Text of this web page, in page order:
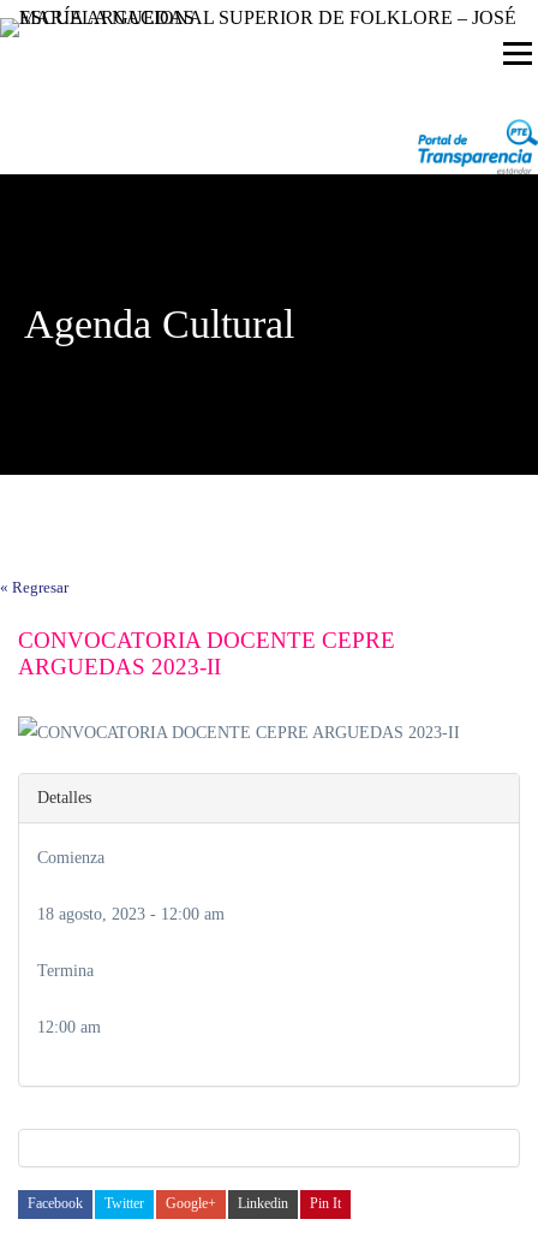
Agenda Cultural
« Regresar
CONVOCATORIA DOCENTE CEPRE
ARGUEDAS 2023-II
Detalles
Comienza
18 agosto, 2023 - 12:00 am
Termina
12:00 am
Facebook Twitter Google+ Linkedin Pin It